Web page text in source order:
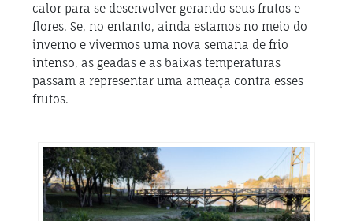
calor para se desenvolver gerando seus frutos e
flores. Se, no entanto, ainda estamos no meio do
inverno e vivermos uma nova semana de frio
intenso, as geadas e as baixas temperaturas
passam a representar uma ameaça contra esses
frutos.